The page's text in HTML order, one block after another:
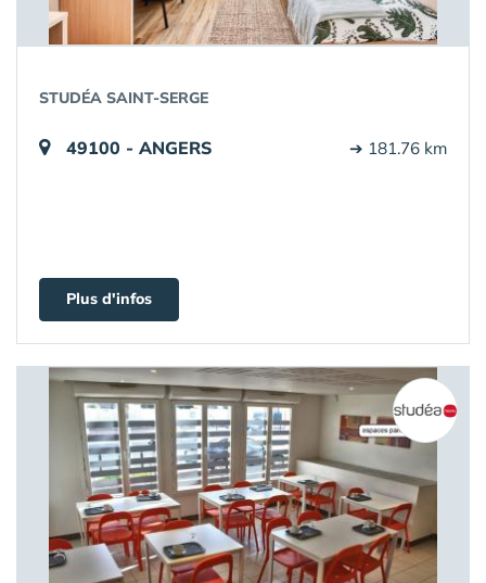
STUDÉA SAINT-SERGE
49100 - ANGERS ➔ 181.76 km
Plus d'infos